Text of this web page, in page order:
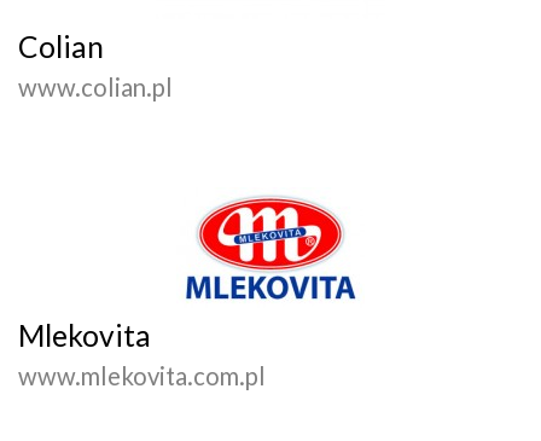
Colian
www.colian.pl
Mlekovita
www.mlekovita.com.pl